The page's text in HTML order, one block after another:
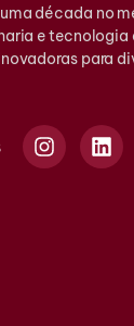
década no
e tecnologia
para